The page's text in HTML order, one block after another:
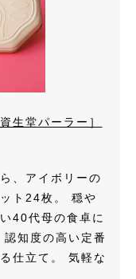
生堂パーラー］
、アイボリーの
ト24枚。 穏や
40代母の食卓に
知度の高い定番
仕立て。 気軽な